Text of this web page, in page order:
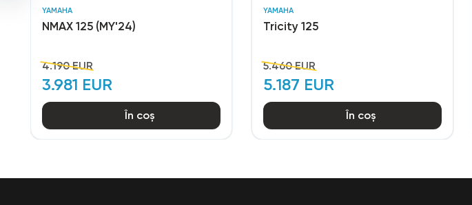
YAMAHA
NMAX 125 (MY'24)
4.190 EUR
3.981 EUR
În coș
YAMAHA
Tricity 125
5.460 EUR
5.187 EUR
În coș